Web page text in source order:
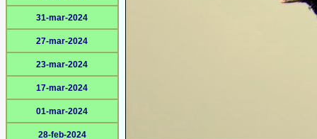
31-mar-2024
27-mar-2024
23-mar-2024
17-mar-2024
01-mar-2024
28-feb-2024